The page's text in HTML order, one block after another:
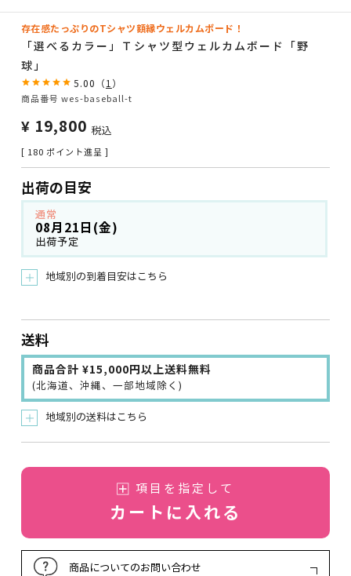
存在感たっぷりのTシャツ額縁ウェルカムボード！
「選べるカラー」Ｔシャツ型ウェルカムボード「野
球」
5.00 （ 1 ）
商品番号 wes-baseball-t
¥ 19,800 税込
[ 180 ポイント進呈 ]
出荷の目安
通常
08月21日(金)
出荷予定
＋ 地域別の到着目安はこちら
送料
商品合計 ¥15,000円以上送料無料
(北海道、沖縄、一部地域除く)
＋ 地域別の送料はこちら
項目を指定して
カートに入れる
商品についてのお問い合わせ